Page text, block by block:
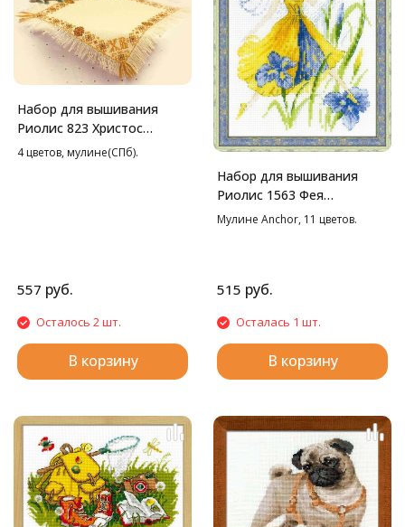
Набор для вышивания
Риолис 823 Христос
Воскресе Салфетка, 26*26
4 цветов, мулине(СПб).
557 руб.
Осталось 2 шт.
В корзину
Набор для вышивания
Риолис 1563 Фея
солнечного дня, 15*20 см
Мулине Anchor, 11 цветов.
515 руб.
Осталась 1 шт.
В корзину